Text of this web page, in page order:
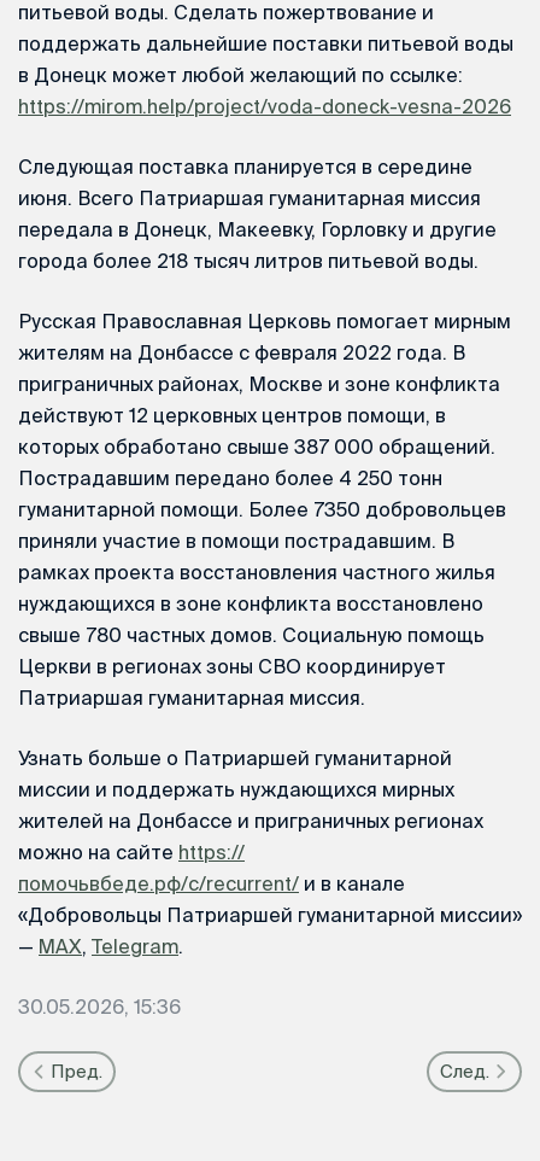
питьевой воды. Сделать пожертвование и
поддержать дальнейшие поставки питьевой воды
в Донецк может любой желающий по ссылке:
https://mirom.help/project/voda-doneck-vesna-2026
Следующая поставка планируется в середине
июня. Всего Патриаршая гуманитарная миссия
передала в Донецк, Макеевку, Горловку и другие
города более 218 тысяч литров питьевой воды.
Русская Православная Церковь помогает мирным
жителям на Донбассе с февраля 2022 года. В
приграничных районах, Москве и зоне конфликта
действуют 12 церковных центров помощи, в
которых обработано свыше 387 000 обращений.
Пострадавшим передано более 4 250 тонн
гуманитарной помощи. Более 7350 добровольцев
приняли участие в помощи пострадавшим. В
рамках проекта восстановления частного жилья
нуждающихся в зоне конфликта восстановлено
свыше 780 частных домов. Социальную помощь
Церкви в регионах зоны СВО координирует
Патриаршая гуманитарная миссия.
Узнать больше о Патриаршей гуманитарной
миссии и поддержать нуждающихся мирных
жителей на Донбассе и приграничных регионах
можно на сайте https://
помочьвбеде.рф/c/recurrent/ и в канале
«Добровольцы Патриаршей гуманитарной миссии»
— MAX, Telegram.
30.05.2026, 15:36
Пред. След.